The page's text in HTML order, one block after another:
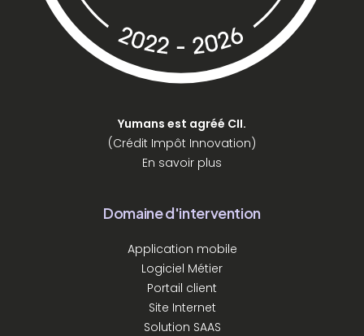
Yumans est agréé CII.
(Crédit Impôt Innovation)
En savoir plus
Domaine d'intervention
Application mobile
Logiciel Métier
Portail client
Site Internet
Solution SAAS